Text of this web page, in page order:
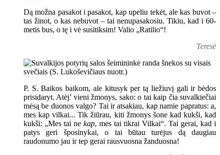
Dą možna pasakot i pasakot, kap upeliu tekėt, ale kas buvot –
tas žinot, o kas nebuvot – tai nenupasakosiu. Tikiu, kad i 60-
metis bus, o tę i vė susitiksim! Valio „Ratilio“!
Teresė
P. S. Baikos baikom, ale kitusyk per tą liežiuvį gali ir bėdos
prisidaryt. Atėj’ vieni žmonys, sako: o tai kaip čia suvalkiečiai
mėsą be duonos valgo? Tai ir atsakiau, kap namie papratus: a,
mes kap vilkai... Tik žiūrau, kiti žmonys šone kad kukši, kad
kukši: „Mes tai ne kap, mes tai tikrai Vilkai“. Tai gerai, kad i
patys geri šposinykai, o tai būtau turėjus dą daugiau
raudonumo jau ir tep gerai rausvuosna žanduosna!